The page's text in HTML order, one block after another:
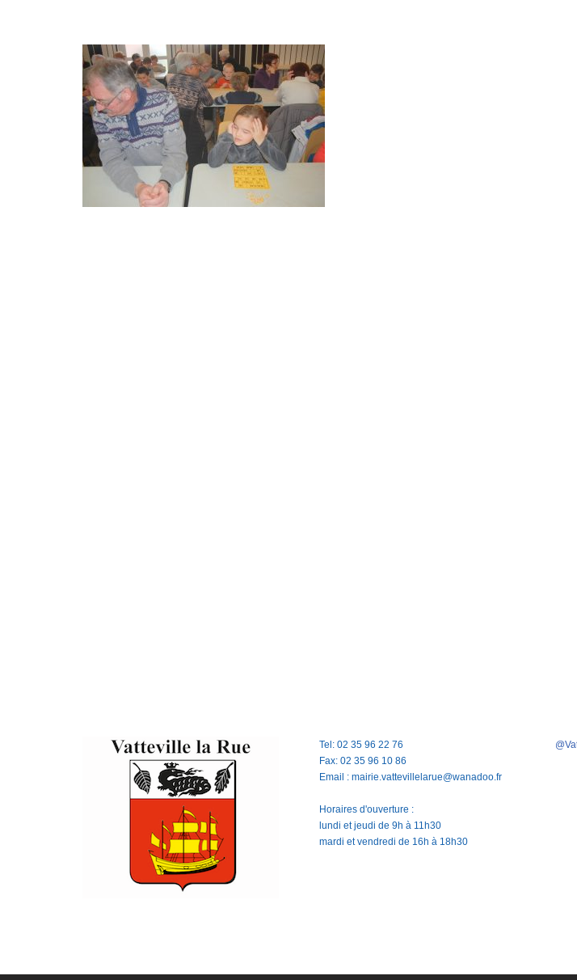
Tel: 02 35 96 22 76
Fax: 02 35 96 10 86
Email : mairie.vattevillelarue@wanadoo.fr
Horaires d'ouverture :
lundi et jeudi de 9h à 11h30
mardi et vendredi de 16h à 18h30